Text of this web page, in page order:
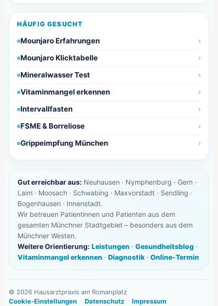
HÄUFIG GESUCHT
Mounjaro Erfahrungen
Mounjaro Klicktabelle
Mineralwasser Test
Vitaminmangel erkennen
Intervallfasten
FSME & Borreliose
Grippeimpfung München
Gut erreichbar aus:Neuhausen · Nymphenburg · Gern ·
Laim · Moosach · Schwabing · Maxvorstadt · Sendling ·
Bogenhausen · Innenstadt.
Wir betreuen Patientinnen und Patienten aus dem
gesamten Münchner Stadtgebiet – besonders aus dem
Münchner Westen.
Weitere Orientierung: Leistungen· Gesundheitsblog·
Vitaminmangel erkennen· Diagnostik· Online-Termin
© 2026Hausarztpraxis am Romanplatz
Cookie-Einstellungen
Datenschutz Impressum